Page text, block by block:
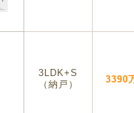
3LDK+S
（納戸）
3390